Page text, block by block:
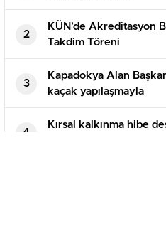
2
KÜN’de Akreditasyon
Takdim Töreni
3
Kapadokya Alan
kaçak yapılaşmayla
mücadelesine devam
4
Kırsal kalkınma hibe